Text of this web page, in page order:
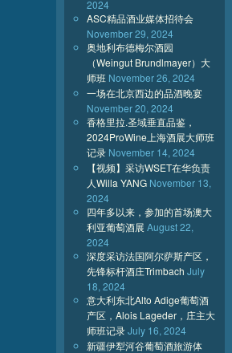
2024
ASC精品酒业媒体招待会
November 29, 2024
奥地利布德梅尔酒园
（Weingut Brundlmayer）大
师班 November 26, 2024
一场在北京西边的品酒晚宴
November 20, 2024
香格里拉.圣域垂直品鉴，
2024ProWine上海酒展大师班
记录 November 14, 2024
【视频】采访WSET在华负责
人Willa YANG November 13,
2024
四年多以来，参加的首场澳大
利亚葡萄酒展 August 22,
2024
深度采访法国阿尔萨斯产区，
先锋标杆酒庄Trimbach July
18, 2024
意大利东北Alto Adige葡萄酒
产区，Alois Lageder，庄主大
师班记录July 16, 2024
新疆伊犁河谷葡萄酒旅游体